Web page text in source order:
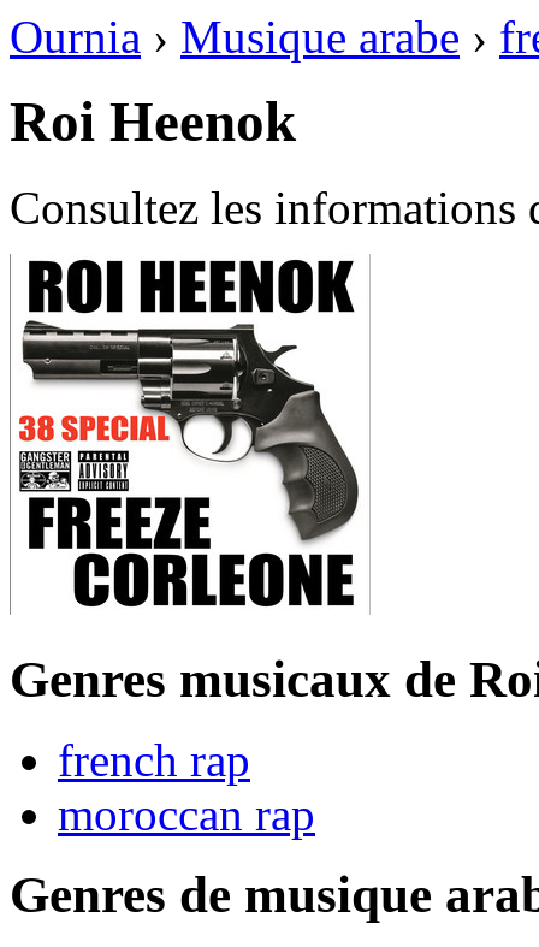
Ournia › Musique arabe ›
Roi Heenok
Consultez les informations
Genres musicaux de
french rap
moroccan rap
Genres de musique